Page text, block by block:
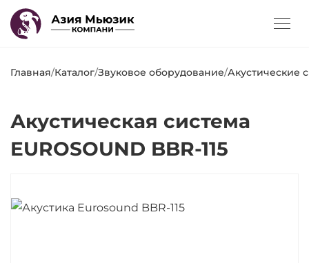
Главная/Каталог/Звуковое оборудование/Акустические
Акустическая система
EUROSOUND BBR-115